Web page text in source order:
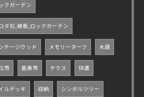
クガーデン
タ石,植栽,ロックガーデン
テージウッド メモリーターフ 木調
市 能美市 テラス 快適
ルデッキ 収納 シンボルツリー